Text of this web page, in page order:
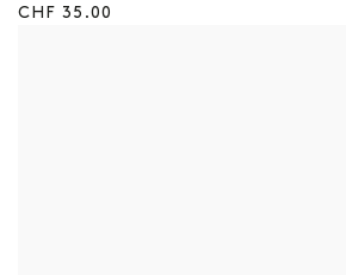
Prix
CHF 35.00